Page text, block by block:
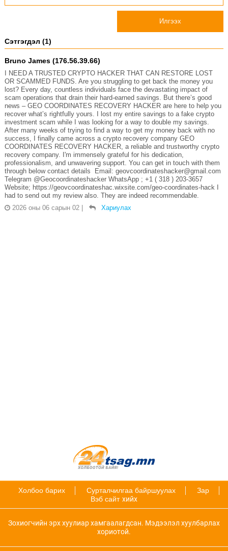
Илгээх
Сэтгэгдэл (1)
Bruno James (176.56.39.66)
I NEED A TRUSTED CRYPTO HACKER THAT CAN RESTORE LOST
OR SCAMMED FUNDS. Are you struggling to get back the money you
lost? Every day, countless individuals face the devastating impact of
scam operations that drain their hard-earned savings. But there’s good
news – GEO COORDINATES RECOVERY HACKER are here to help you
recover what’s rightfully yours. I lost my entire savings to a fake crypto
investment scam while I was looking for a way to double my savings.
After many weeks of trying to find a way to get my money back with no
success, I finally came across a crypto recovery company GEO
COORDINATES RECOVERY HACKER, a reliable and trustworthy crypto
recovery company. I'm immensely grateful for his dedication,
professionalism, and unwavering support. You can get in touch with them
through below contact details Email: geovcoordinateshacker@gmail.com
Telegram @Geocoordinateshacker WhatsApp ; +1 ( 318 ) 203-3657
Website; https://geovcoordinateshac.wixsite.com/geo-coordinates-hack I
had to send out my review also. They are indeed recommendable.
2026 оны 06 сарын 02
Хариулах
Холбоо барих Сурталчилгаа байршуулах
Зар
Вэб сайт хийх
Зохиогчийн эрх хуулиар хамгаалагдсан. Мэдээлэл хуулбарлах
хориотой.